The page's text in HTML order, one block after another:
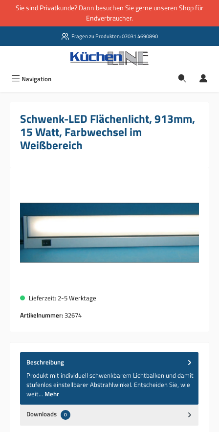
Zum Hauptinhalt springen
Sie sind Privatkunde? Dann besuchen Sie gerneunseren Shopfür
Endverbraucher.
Fragen zu Produkten: 07031 4690890
Navigation
Schwenk-LED Flächenlicht, 913mm,
15 Watt, Farbwechsel im
Weißbereich
Lieferzeit: 2-5 Werktage
Artikelnummer:32674
Beschreibung
Produkt mit individuell schwenkbarem Lichtbalken und damit
stufenlos einstellbarer Abstrahlwinkel. Entscheiden Sie, wie
weit… Mehr
Downloads 0